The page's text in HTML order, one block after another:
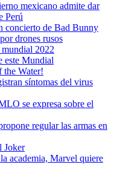
mexicano admite dar
Perú
concierto de Bad Bunny
drones rusos
2022
este Mundial
the Water!
síntomas del virus
se expresa sobre el
regular las armas en
Joker
academia, Marvel quiere